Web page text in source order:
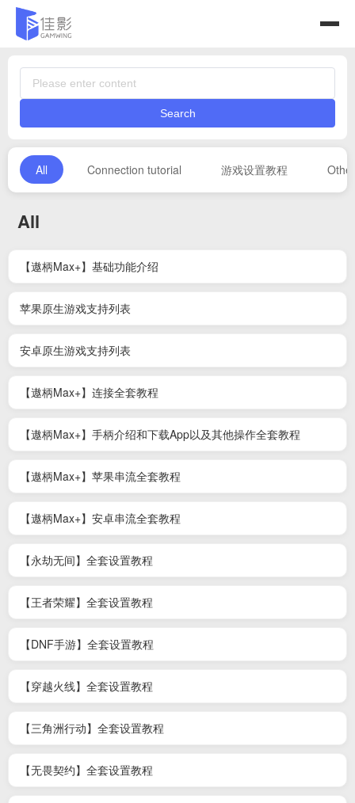
Search
All Connection tutorial 游戏设置教程
All
【遨柄Max+】基础功能介绍
苹果原生游戏支持列表
安卓原生游戏支持列表
【遨柄Max+】连接全套教程
【遨柄Max+】手柄介绍和下载App以及其他操作全套教程
【遨柄Max+】苹果串流全套教程
【遨柄Max+】安卓串流全套教程
【永劫无间】全套设置教程
【王者荣耀】全套设置教程
【DNF手游】全套设置教程
【穿越火线】全套设置教程
【三角洲行动】全套设置教程
【无畏契约】全套设置教程